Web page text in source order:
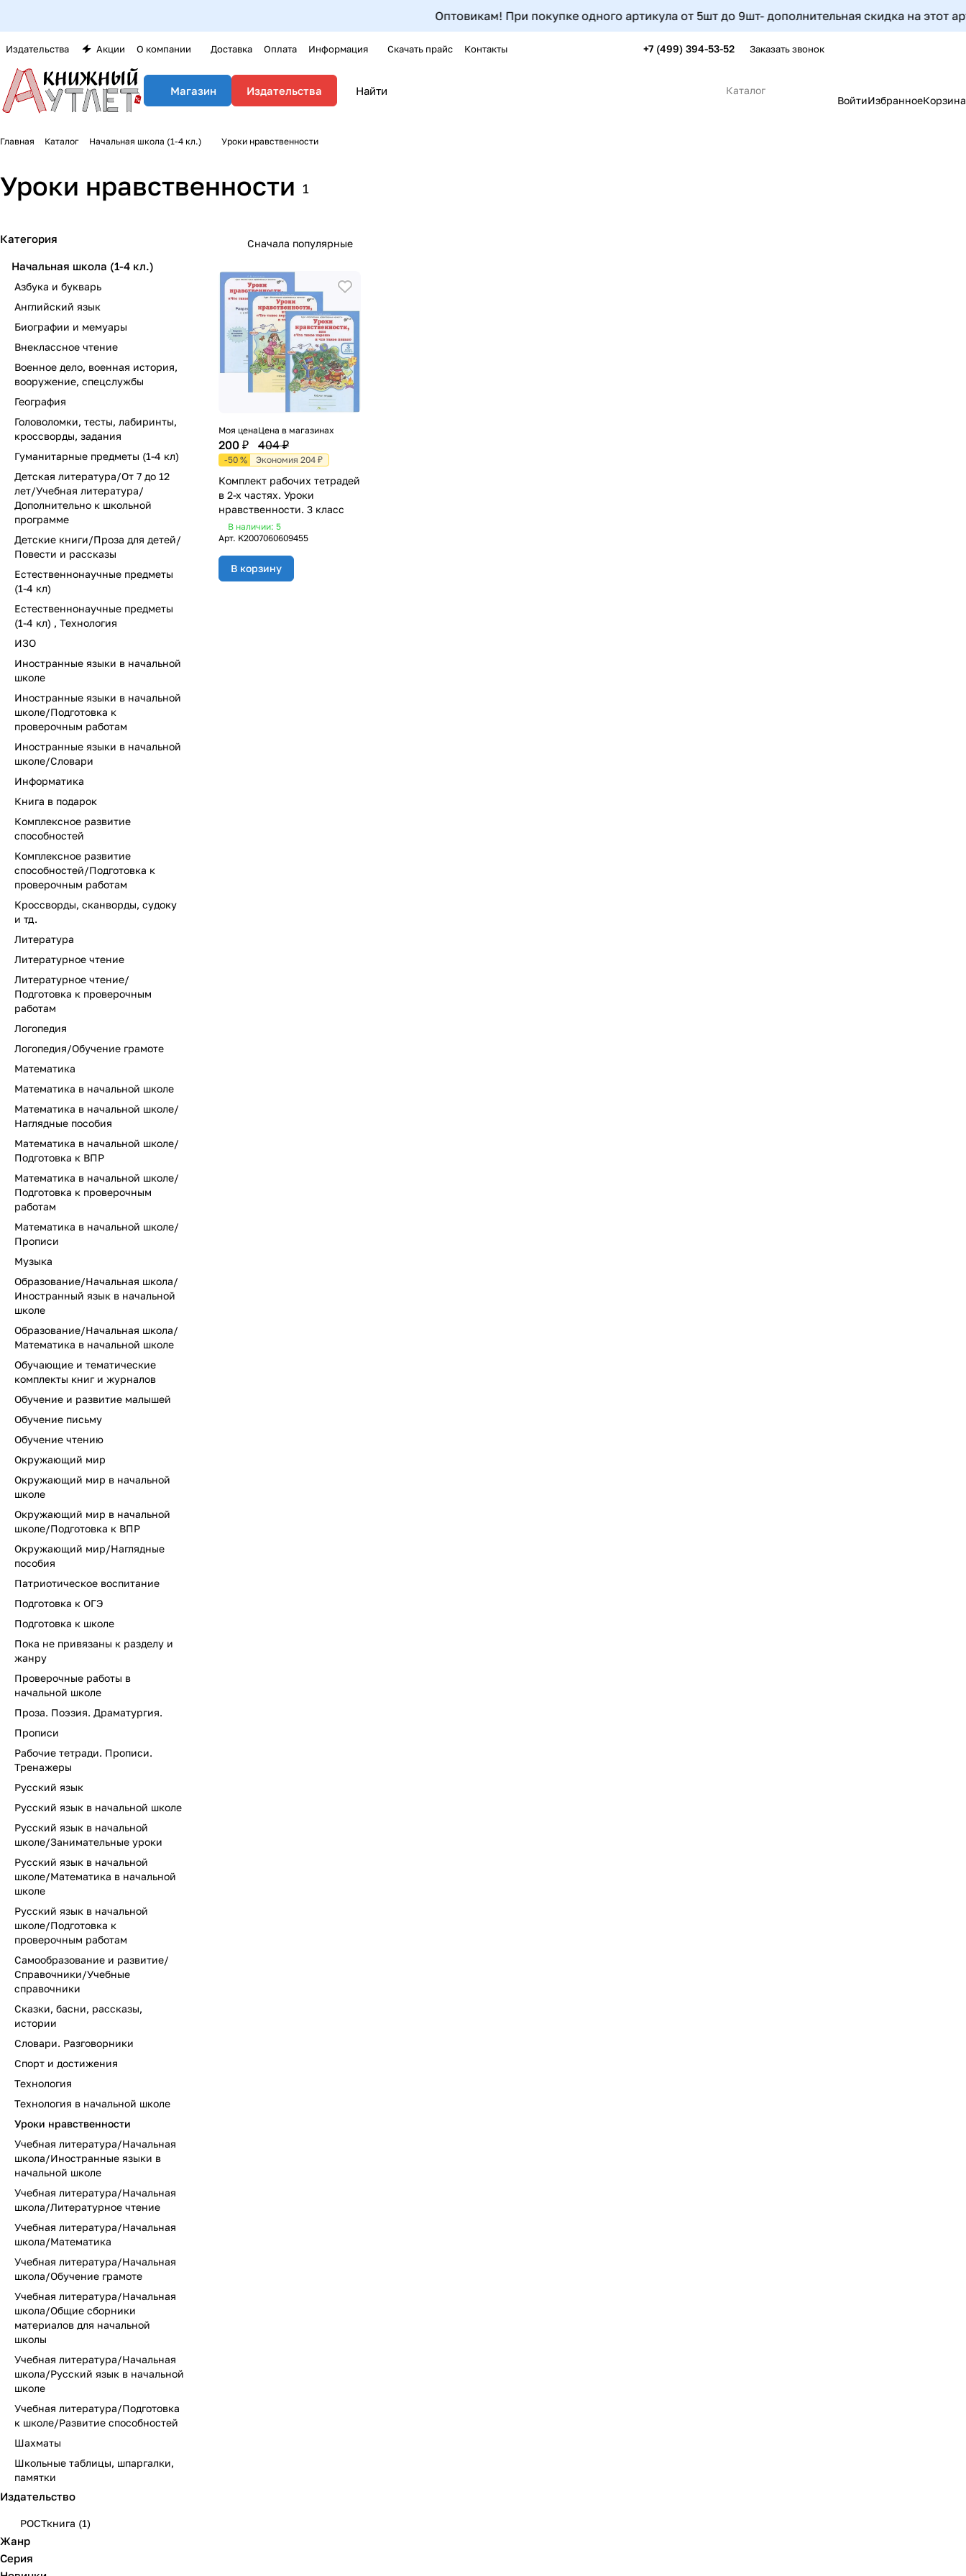
Оптовикам! При покупке одного артикула от 5шт до 9шт- дополнительная скидка на этот артикул
Издательства Акции О компании Доставка Оплата Информация Скачать прайс Контакты +7 (499) 394-53-52 Заказать звонок
Магазин Издательства
Каталог
ВойтиИзбранноеКорзина
Главная Каталог Начальная школа (1-4 кл.) Уроки нравственности
Уроки нравственности 1
Сначала популярные
Моя цена
200 ₽
Цена в магазинах
404 ₽
-50 % Экономия 204 ₽
Комплект рабочих тетрадей
в 2-х частях. Уроки
нравственности. 3 класс
В наличии: 5
Арт. K2007060609455
В корзину
Категория
Начальная школа (1-4 кл.)
Азбука и букварь
Английский язык
Биографии и мемуары
Внеклассное чтение
Военное дело, военная история,
вооружение, спецслужбы
География
Головоломки, тесты, лабиринты,
кроссворды, задания
Гуманитарные предметы (1-4 кл)
Детская литература/От 7 до 12
лет/Учебная литература/
Дополнительно к школьной
программе
Детские книги/Проза для детей/
Повести и рассказы
Естественнонаучные предметы
(1-4 кл)
Естественнонаучные предметы
(1-4 кл) , Технология
ИЗО
Иностранные языки в начальной
школе
Иностранные языки в начальной
школе/Подготовка к
проверочным работам
Иностранные языки в начальной
школе/Словари
Информатика
Книга в подарок
Комплексное развитие
способностей
Комплексное развитие
способностей/Подготовка к
проверочным работам
Кроссворды, сканворды, судоку
и тд.
Литература
Литературное чтение
Литературное чтение/
Подготовка к проверочным
работам
Логопедия
Логопедия/Обучение грамоте
Математика
Математика в начальной школе
Математика в начальной школе/
Наглядные пособия
Математика в начальной школе/
Подготовка к ВПР
Математика в начальной школе/
Подготовка к проверочным
работам
Математика в начальной школе/
Прописи
Музыка
Образование/Начальная школа/
Иностранный язык в начальной
школе
Образование/Начальная школа/
Математика в начальной школе
Обучающие и тематические
комплекты книг и журналов
Обучение и развитие малышей
Обучение письму
Обучение чтению
Окружающий мир
Окружающий мир в начальной
школе
Окружающий мир в начальной
школе/Подготовка к ВПР
Окружающий мир/Наглядные
пособия
Патриотическое воспитание
Подготовка к ОГЭ
Подготовка к школе
Пока не привязаны к разделу и
жанру
Проверочные работы в
начальной школе
Проза. Поэзия. Драматургия.
Прописи
Рабочие тетради. Прописи.
Тренажеры
Русский язык
Русский язык в начальной школе
Русский язык в начальной
школе/Занимательные уроки
Русский язык в начальной
школе/Математика в начальной
школе
Русский язык в начальной
школе/Подготовка к
проверочным работам
Самообразование и развитие/
Справочники/Учебные
справочники
Сказки, басни, рассказы,
истории
Словари. Разговорники
Спорт и достижения
Технология
Технология в начальной школе
Уроки нравственности
Учебная литература/Начальная
школа/Иностранные языки в
начальной школе
Учебная литература/Начальная
школа/Литературное чтение
Учебная литература/Начальная
школа/Математика
Учебная литература/Начальная
школа/Обучение грамоте
Учебная литература/Начальная
школа/Общие сборники
материалов для начальной
школы
Учебная литература/Начальная
школа/Русский язык в начальной
школе
Учебная литература/Подготовка
к школе/Развитие способностей
Шахматы
Школьные таблицы, шпаргалки,
памятки
Издательство
РОСТкнига (1)
Жанр
Серия